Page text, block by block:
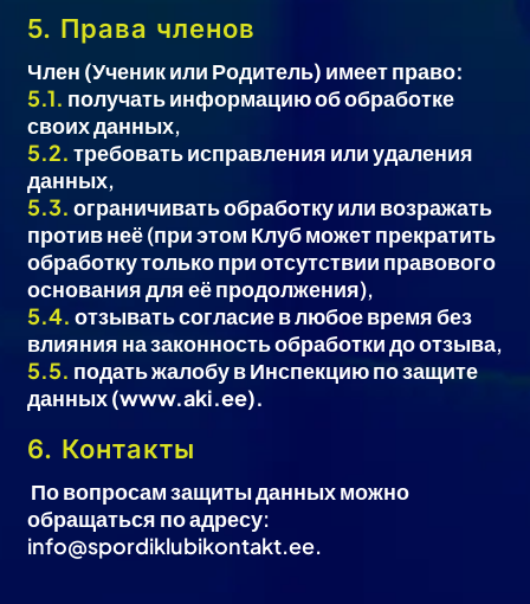
5. Права членов
Член (Ученик или Родитель) имеет право:
5.1. получать информацию об обработке
своих данных,
5.2. требовать исправления или удаления
данных,
5.3. ограничивать обработку или возражать
против неё (при этом Клуб может прекратить
обработку только при отсутствии правового
основания для её продолжения),
5.4.отзывать согласие в любое время без
влияния на законность обработки до отзыва,
5.5. подать жалобу в Инспекцию по защите
данных (www.aki.ee).
6. Контакты
По вопросам защиты данных можно
обращаться по адресу:
info@spordiklubikontakt.ee.